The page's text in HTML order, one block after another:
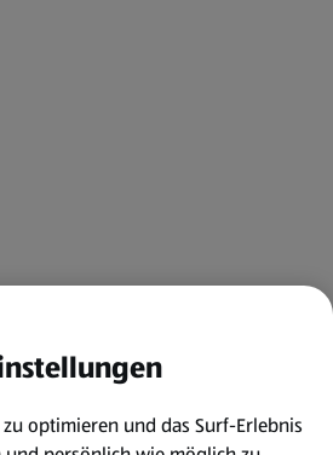
zu optimieren und das Surf-Erlebnis